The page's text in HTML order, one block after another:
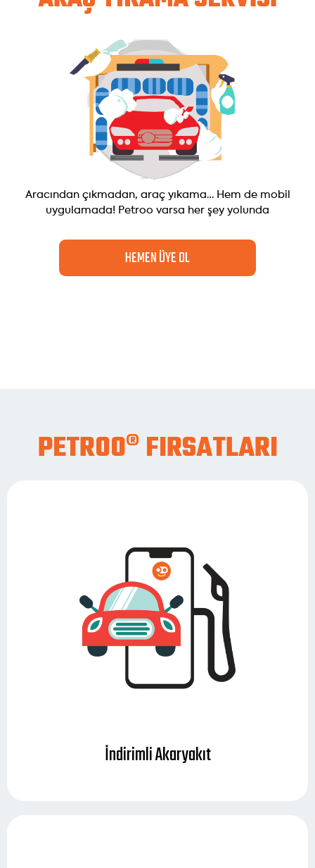
Aracından çıkmadan, araç yıkama… Hem de mobil
uygulamada! Petroo varsa her şey yolunda
HEMEN ÜYE OL
PETROO® FIRSATLARI
İndirimli Akaryakıt